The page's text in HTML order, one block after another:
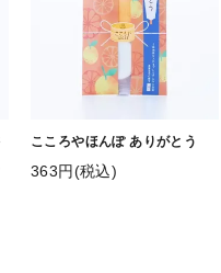
こころやほんぽ ありがとう
363円(税込)